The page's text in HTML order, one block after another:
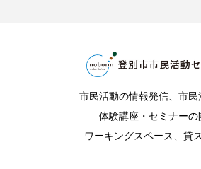
市民活動の情報発信、市民
体験講座・セミナーの
ワーキングスペース、貸